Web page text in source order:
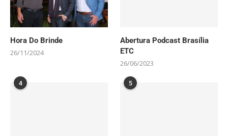
Hora Do Brinde
26/11/2024
Abertura Podcast Brasília
ETC
26/06/2023
4 5